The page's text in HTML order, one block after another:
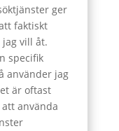
ger
faktiskt
vill åt.
specifik
använder jag
är oftast
använda